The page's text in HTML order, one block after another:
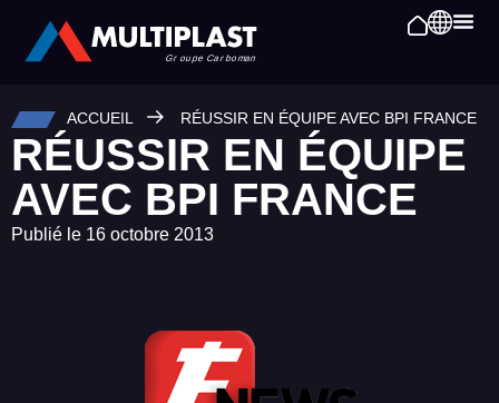
ACCUEIL RÉUSSIR EN ÉQUIPE AVEC BPI FRANCE
RÉUSSIR EN ÉQUIPE
AVEC BPI FRANCE
Publié le 16 octobre 2013